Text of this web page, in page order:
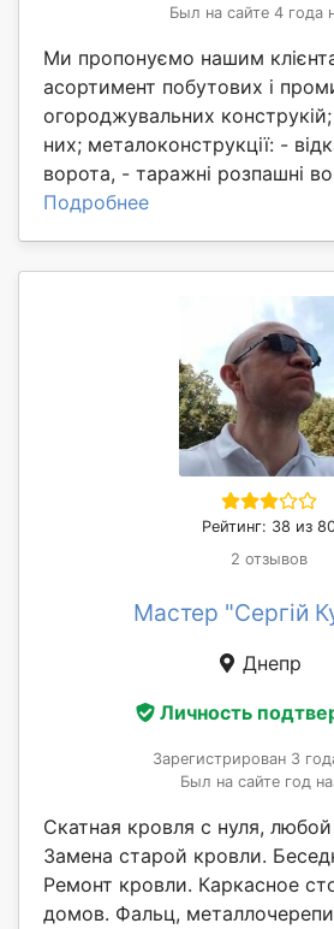
Был на сайте 4 года
Ми пропонуємо нашим
асортимент побутових і
огороджувальних
них; металоконструкції: -
ворота, - таражні розпашні
Подробнее
Рейтинг: 38 из
2 отзывов
Мастер "Сергій
Днепр
Личность
Зарегистрирован 3
Был на сайте год
Скатная кровля с нуля,
Замена старой кровли.
Ремонт кровли. Каркасное
домов. Фальц,